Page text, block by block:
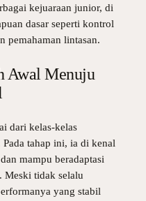
kejuaraan junior, di
dasar seperti kontrol
pemahaman lintasan.
Awal Menuju
dari kelas-kelas
tahap ini, ia di kenal
mampu beradaptasi
Meski tidak selalu
yang stabil